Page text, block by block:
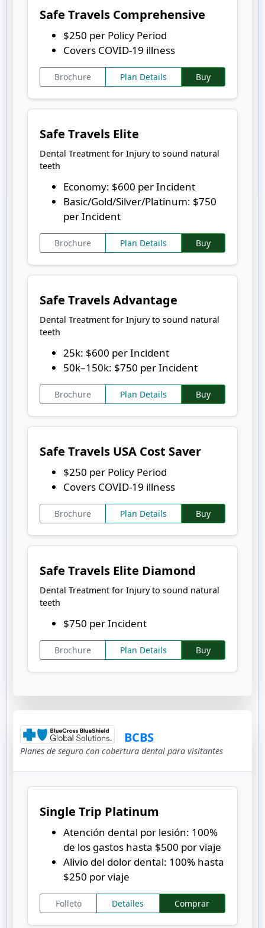
Safe Travels Comprehensive
$250 per Policy Period
Covers COVID-19 illness
Brochure Plan Details Buy
Safe Travels Elite
Dental Treatment for Injury to sound natural
teeth
Economy: $600 per Incident
Basic/Gold/Silver/Platinum: $750
per Incident
Brochure Plan Details Buy
Safe Travels Advantage
Dental Treatment for Injury to sound natural
teeth
25k: $600 per Incident
50k–150k: $750 per Incident
Brochure Plan Details Buy
Safe Travels USA Cost Saver
$250 per Policy Period
Covers COVID-19 illness
Brochure Plan Details Buy
Safe Travels Elite Diamond
Dental Treatment for Injury to sound natural
teeth
$750 per Incident
Brochure Plan Details Buy
BCBS
Planes de seguro con cobertura dental para visitantes
Single Trip Platinum
Atención dental por lesión: 100%
de los gastos hasta $500 por viaje
Alivio del dolor dental: 100% hasta
$250 por viaje
Folleto Detalles Comprar